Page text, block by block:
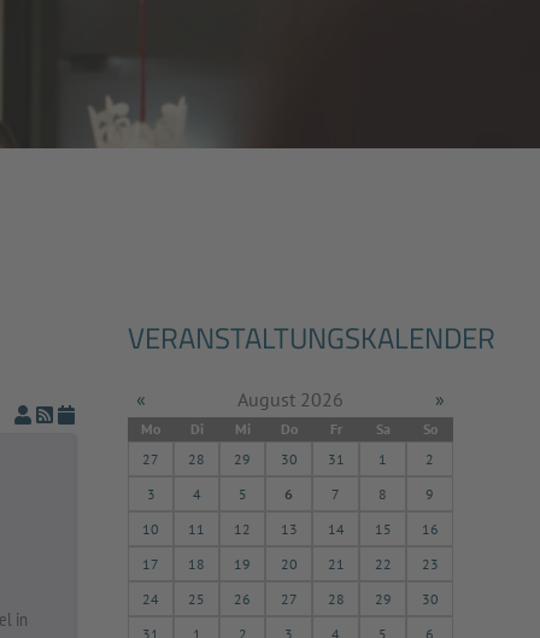
in
VERANSTALTUNGSKALENDER
« August 2026 »
Mo Di Mi Do Fr Sa
So
27
28 29 30 31 1
2
3
4 5 6 7 8
9
10
11 12 13 14 15
16
17
18 19 20 21 22
23
24
25 26 27 28 29
30
31
1 2 3 4 5 6